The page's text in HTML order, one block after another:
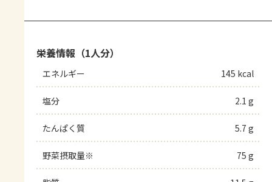
栄養情報（1人分）
エネルギー 145 kcal
塩分 2.1 g
たんぱく質 5.7 g
野菜摂取量※ 75 g